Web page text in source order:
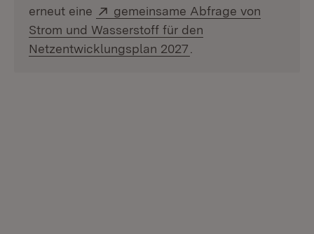
erneut eine
Extern:
gemeinsame Abfrage von
Strom und Wasserstoff für den
Netzentwicklungsplan 2027